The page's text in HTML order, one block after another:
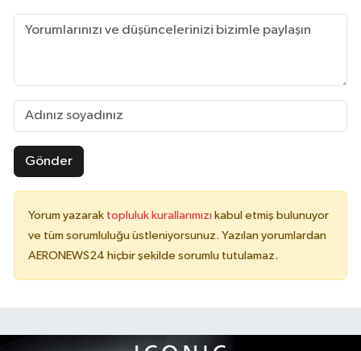
Gönder
Yorum yazarak topluluk kurallarımızı kabul etmiş bulunuyor
ve tüm sorumluluğu üstleniyorsunuz. Yazılan yorumlardan
AERONEWS24 hiçbir şekilde sorumlu tutulamaz.